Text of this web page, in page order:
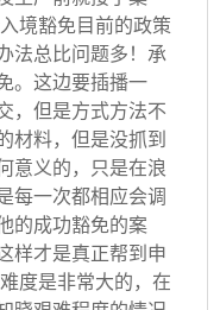
境豁免目前的政策
法总比问题多！承
。这边要插播一
，但是方式方法不
材料，但是没抓到
意义的，只是在浪
每一次都相应会调
的成功豁免的案
样才是真正帮到申
度是非常大的，在